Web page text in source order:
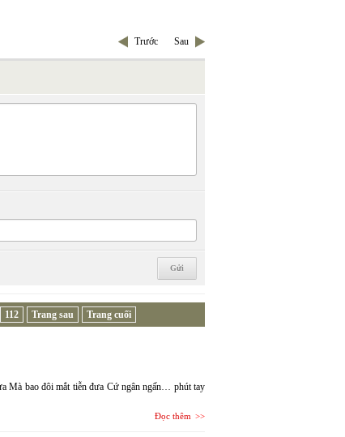
Trước Sau
112 Trang sau Trang cuối
Mà bao đôi mắt tiễn đưa Cứ ngân ngấn… phút tay
Đọc thêm